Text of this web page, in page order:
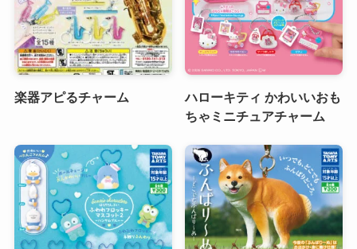
楽器アピるチャーム
ハローキティ かわいいおも
ちゃミニチュアチャーム